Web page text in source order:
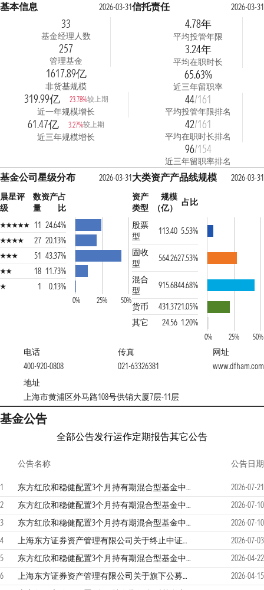
基本信息 2026-03-31
33
基金经理人数
257
管理基金
1617.89亿
非货基规模
319.99亿 23.78%较上期
近一年规模增长
61.47亿 3.27%较上期
近三年规模增长
信托责任 2026-03-31
4.78年
平均投管年限
3.24年
平均在职时长
65.63%
近三年留职率
44/161
平均投管年限排名
42/161
平均在职时长排名
96/154
近三年留职率排名
基金公司星级分布
2026-03-31
晨星评
级
数
量
资产占
比
11 24.64%
27 20.13%
51 43.37%
18 11.73%
1
0.13%
0% 25% 50%
大类资产产品线规模
2026-03-31
资产
类型
规模
（亿）
占比
股票
型
113.40 5.53%
固收
型
564.2627.53%
混合
型
915.6844.68%
货币
431.3721.05%
其它
24.56 1.20%
0% 25% 50%
电话
400-920-0808
传真
021-63326381
网址
www.dfham.com
地址
上海市黄浦区外马路108号供销大厦7层-11层
基金公告
全部公告发行运作定期报告其它公告
公告名称 公告日期
1 东方红欣和稳健配置3个月持有期混合型基金中基金（FOF）2026年第2季度报告
2026-07-21
2
东方红欣和稳健配置3个月持有期混合型基金中基金（FOF）（A类份额）基金产品资料概要更新
2026-07-10
3
东方红欣和稳健配置3个月持有期混合型基金中基金（FOF）招募说明书（更新）（2026年第2号）
2026-07-10
4
上海东方证券资产管理有限公司关于终止中证金牛（北京）基金销售有限公司基金销售业务的公告
2026-07-03
5
东方红欣和稳健配置3个月持有期混合型基金中基金（FOF）2026年第1季度报告
2026-04-22
6
上海东方证券资产管理有限公司关于旗下公募基金在直销平台开展费率优惠活动的公告
2026-04-15